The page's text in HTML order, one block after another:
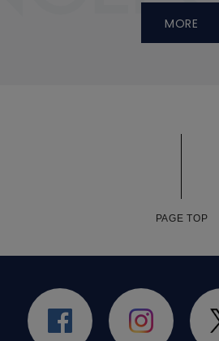
MORE
PAGE TOP